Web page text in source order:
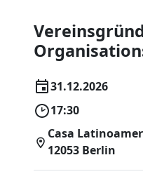
31.12.2026
17:30
Casa
12053 Berlin